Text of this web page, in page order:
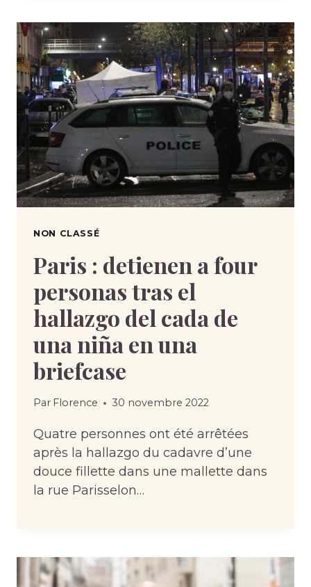
NON CLASSÉ
Paris : detienen a four
personas tras el
hallazgo del cada de
una niña en una
briefcase
Par Florence 30 novembre 2022
Quatre personnes ont été arrêtées
après la hallazgo du cadavre d’une
douce fillette dans une mallette dans
la rue Parisselon…